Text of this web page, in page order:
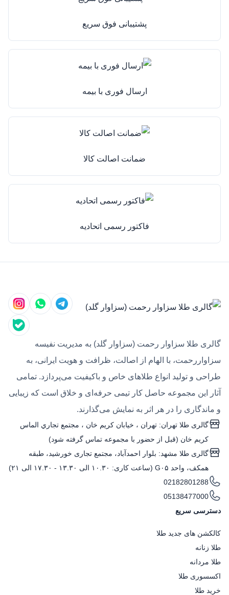
پشتیبانی فوق سریع
ارسال فوری با بیمه
ضمانت اصالت کالا
فاکتور رسمی اتحادیه
گالری طلا سزاوار رحمت (سزاوار گلد) به مدیریت نفیسه
سزاواررحمت، با الهام از اصالت، ظرافت و هویت ایرانی، به
طراحی و تولید انواع طلاهای خاص و باکیفیت می‌پردازد. تمامی
آثار این مجموعه حاصل کار تیمی حرفه‌ای و خلاق است که زیبایی
و ماندگاری را در هر اثر به نمایش می‌گذارند.
گالری طلا تهران: تهران ، خيابان كريم خان ، مجتمع تجاري الماس
كريم خان (قبل از حضور با مجموعه تماس گرفته شود)
گالری طلا مشهد: بلوار احمدآباد، مجتمع تجاری خورشید، طبقه
همکف، واحد G۰۵ (ساعت کاری: ۱۰.۳۰ الی ۱۳.۳۰ - ۱۷.۳۰ الی ۲۱)
02182801288
05138477000
دسترسی سریع
کالکشن های جدید طلا
طلا زنانه
طلا مردانه
اکسسوری طلا
خرید طلا